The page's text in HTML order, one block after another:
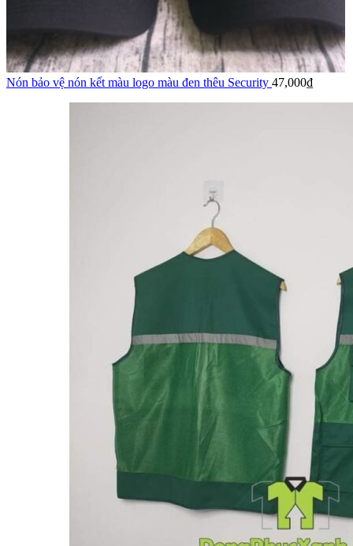
Nón bảo vệ nón kết màu logo màu đen thêu Security 47,000₫